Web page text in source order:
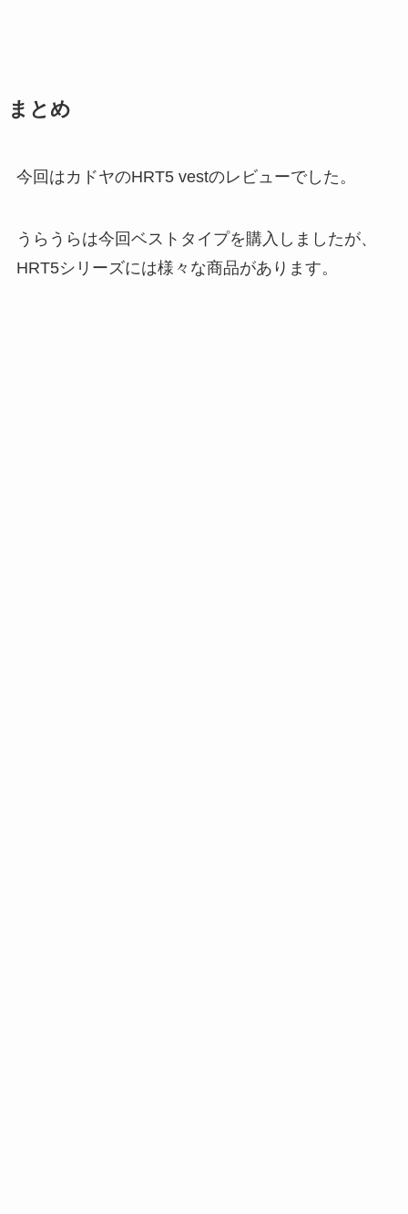
まとめ
今回はカドヤのHRT5 vestのレビューでした。
うらうらは今回ベストタイプを購入しましたが、
HRT5シリーズには様々な商品があります。